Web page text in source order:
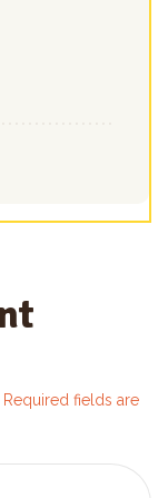
fields are